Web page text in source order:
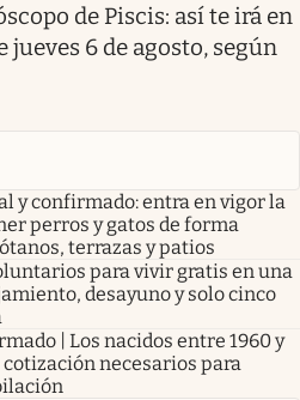
de Piscis: así te irá en
jueves 6 de agosto, según
y confirmado: entra en vigor la
perros y gatos de forma
terrazas y patios
para vivir gratis en una
desayuno y solo cinco
| Los nacidos entre 1960 y
cotización necesarios para